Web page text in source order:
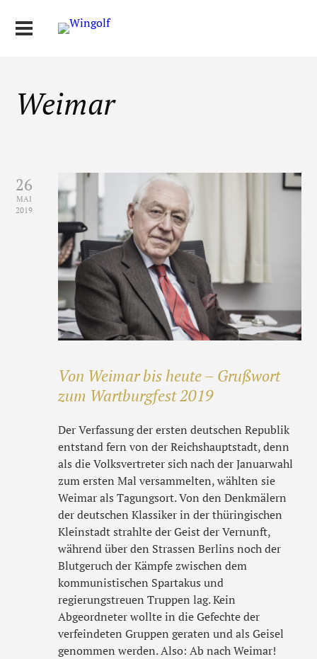
Weimar
26
MAI
2019
Von Weimar bis heute – Grußwort
zum Wartburgfest 2019
Der Verfassung der ersten deutschen Republik
entstand fern von der Reichshauptstadt, denn
als die Volksvertreter sich nach der Januarwahl
zum ersten Mal versammelten, wählten sie
Weimar als Tagungsort. Von den Denkmälern
der deutschen Klassiker in der thüringischen
Kleinstadt strahlte der Geist der Vernunft,
während über den Strassen Berlins noch der
Blutgeruch der Kämpfe zwischen dem
kommunistischen Spartakus und
regierungstreuen Truppen lag. Kein
Abgeordneter wollte in die Gefechte der
verfeindeten Gruppen geraten und als Geisel
genommen werden. Also: Ab nach Weimar!